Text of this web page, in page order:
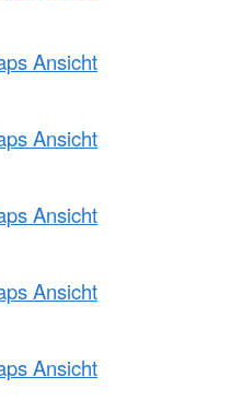
Ansicht
Ansicht
Ansicht
Ansicht
Ansicht